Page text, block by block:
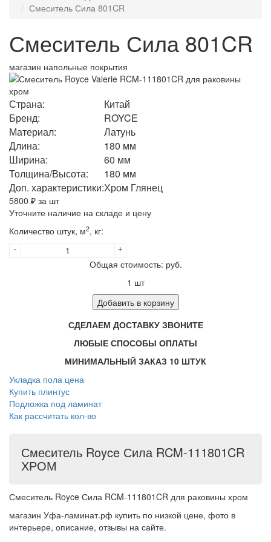
Смеситель Сила 801CR
Смеситель Сила 801CR
магазин напольные покрытия
Страна:
Китай
Бренд:
ROYCE
Материал:
Латунь
Длина:
180 мм
Ширина:
60 мм
Толщина/Высота:
180 мм
Доп. характеристики:Хром Глянец
5800 ₽ за шт
Уточните наличие на складе и цену
Количество штук, м2, кг:
+
-
Общая стоимость: руб.
1 шт
Добавить в корзину
СДЕЛАЕМ ДОСТАВКУ ЗВОНИТЕ
ЛЮБЫЕ СПОСОБЫ ОПЛАТЫ
МИНИМАЛЬНЫЙ ЗАКАЗ 10 ШТУК
Укладка пола цена
Купить плинтус
Подложка под ламинат
Как рассчитать кол-во
Смеситель Royce Сила RCM-111801CR
ХРОМ
Смеситель Royce Сила RCM-111801CR для раковины хром
магазин Уфа-ламинат.рф купить по низкой цене, фото в
интерьере, описание, отзывы на сайте.